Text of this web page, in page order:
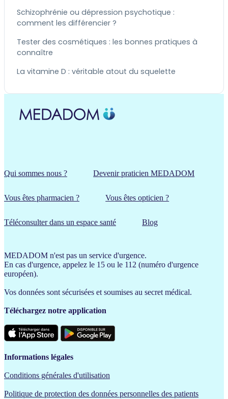
Schizophrénie ou dépression psychotique :
comment les différencier ?
Tester des cosmétiques : les bonnes pratiques à
connaître
La vitamine D : véritable atout du squelette
Qui sommes nous ? Devenir praticien MEDADOM
Vous êtes pharmacien ? Vous êtes opticien ?
Téléconsulter dans un espace santé Blog
MEDADOM n'est pas un service d'urgence.
En cas d'urgence, appelez le 15 ou le 112 (numéro d'urgence
européen).
Vos données sont sécurisées et soumises au secret médical.
Téléchargez notre application
Informations légales
Conditions générales d'utilisation
Politique de protection des données personnelles des patients